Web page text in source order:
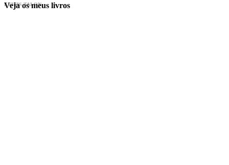
EVINIS TALON
Veja os meus livros